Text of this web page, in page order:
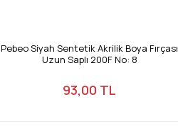
Pebeo Siyah Sentetik Akrilik Boya Fırçası
Uzun Saplı 200F No: 8
93,00 TL